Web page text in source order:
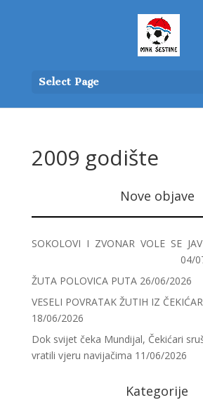
Select Page
2009 godište
Nove objave
SOKOLOVI I ZVONAR VOLE SE
04/
ŽUTA POLOVICA PUTA 26/06/2026
VESELI POVRATAK ŽUTIH IZ
18/06/2026
Dok svijet čeka Mundijal, Čekićari
vratili vjeru navijačima 11/06/2026
Kategorije